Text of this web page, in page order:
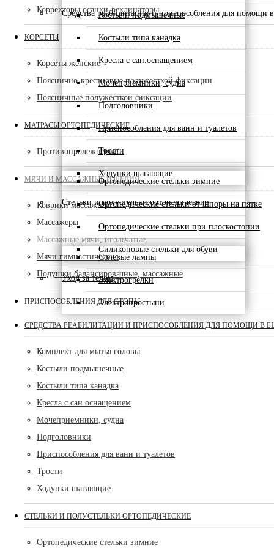
Средства реабилитации и приспособления для помощи
Костыли подмышечные
Костыли типа канадка
Кресла с сан.оснащением
Мочеприемники, судна
Подголовники
Приспособления для ванн и туалетов
Трости
Ходунки шагающие
Стельки и полустельки ортопедические
Ортопедические стельки зимние
Ортопедические стельки от шпоры на пятке
Ортопедические стельки при плоскостопии
Силиконовые стельки для обуви
Уход за телом
Солевые лампы
Электрогрелки
Электропростыни
Корректоры осанки-реклинаторы
КОРСЕТЫ
Корсеты женские
Пояснично-крестцовые полужесткой фиксации
Поясничные полужесткой фиксации
МАТРАСЫ ОРТОПЕДИЧЕСКИЕ
Противопролежневые
МЯЧИ И МАССАЖНЫЕ ИЗДЕЛИЯ
Коврики массажные
Массажеры
Массажные мячи, игольчатые
Мячи гимнастические
Подушки балансировачные, массажные
ПРИСПОСОБЛЕНИЯ ДЛЯ СТОПЫ
СРЕДСТВА РЕАБИЛИТАЦИИ И ПРИСПОСОБЛЕНИЯ ДЛЯ ПОМОЩИ В
Комплект для мытья головы
Костыли подмышечные
Костыли типа канадка
Кресла с сан.оснащением
Мочеприемники, судна
Подголовники
Приспособления для ванн и туалетов
Трости
Ходунки шагающие
СТЕЛЬКИ И ПОЛУСТЕЛЬКИ ОРТОПЕДИЧЕСКИЕ
Ортопедические стельки зимние